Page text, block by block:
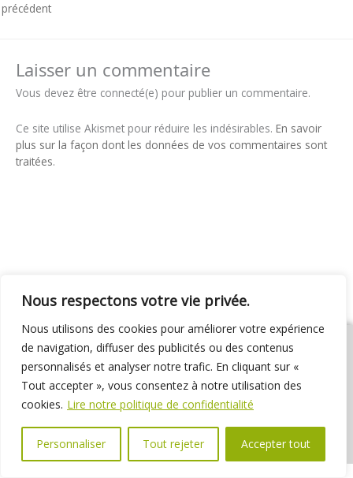
Nous respectons votre vie privée.
Nous utilisons des cookies pour améliorer votre expérience
de navigation, diffuser des publicités ou des contenus
personnalisés et analyser notre trafic. En cliquant sur «
Tout accepter », vous consentez à notre utilisation des
cookies. Lire notre politique de confidentialité
Personnaliser Tout rejeter Accepter tout
précédent
Laisser un commentaire
Vous devez être connecté(e) pour publier un commentaire.
Ce site utilise Akismet pour réduire les indésirables. En savoir
plus sur la façon dont les données de vos commentaires sont
traitées.
01 69 31 72 10 01 69 31 37 31
Nous contacter
Espace élus
Marchés publics Délibérations